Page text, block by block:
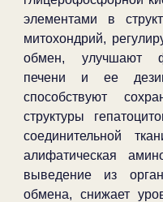
элементами в
митохондрий,
обмен, улучшают
печени и ее
способствуют
структуры
соединительной
алифатическая
выведение из
обмена, снижает